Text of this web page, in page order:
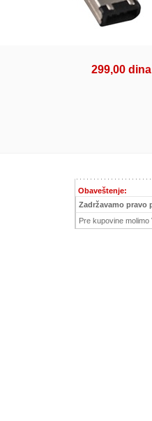
299,00
Obaveštenje:
Zadržavamo pravo
Pre kupovine